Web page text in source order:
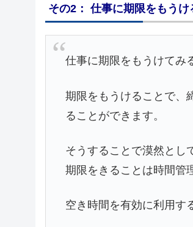
その2： 仕事に期限をもうけ
仕事に期限をもうけてみ
期限をもうけることで、
ることができます。
そうすることで漠然とし
期限をきることは時間管
空き時間を有効に利用す